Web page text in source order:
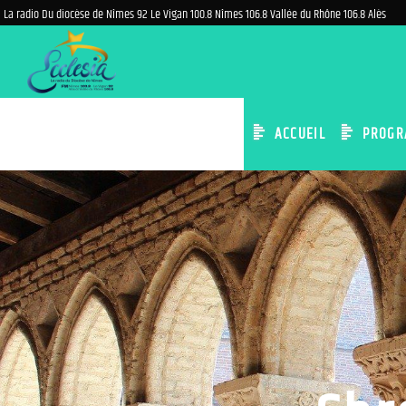
La radio Du diocèse de Nîmes 92 Le Vigan 100.8 Nîmes 106.8 Vallée du Rhône 106.8 Alès
ACCUEIL